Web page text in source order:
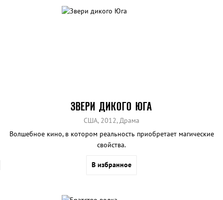
ЗВЕРИ ДИКОГО ЮГА
США, 2012, Драма
Волшебное кино, в котором реальность приобретает магические
свойства.
В избранное